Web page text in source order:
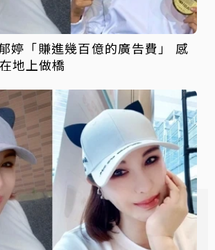
婷「賺進幾百億的廣告費」 感
地上做橋